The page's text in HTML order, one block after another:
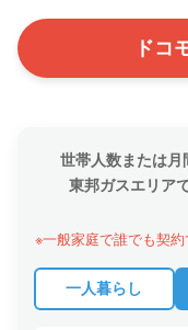
ドコ
世帯人数または
東邦ガスエリア
※一般家庭で誰でも契
一人暮らし